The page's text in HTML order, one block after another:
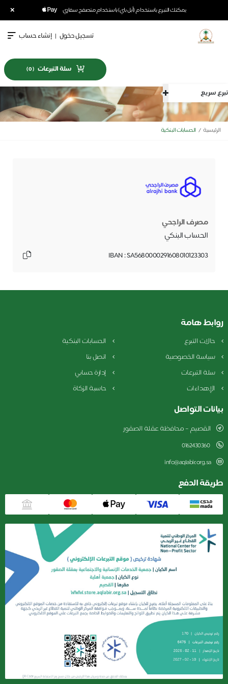
يمكنك التبرع باستخدام (أبل باي) باستخدام متصفح سفاري ×
تبرع سريع
تسجيل دخول | إنشاء حساب
سلة التبرعات (
0
)
الرئيسية الحسابات البنكية
مصرف الراجحي
الحساب البنكي
IBAN : SA5680000291608010123303
روابط هامة
حالات التبرع
الحسابات البنكية
سياسة الخصوصية
اتصل بنا
سلة التبرعات
إدارة حسابي
الإهداءات
حاسبة الزكاة
بيانات التواصل
القصيم – محافظة عقلة الصقور
0162430360
info@aqlabir.org.sa
طريقة الدفع